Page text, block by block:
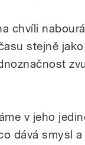
chvíli
stejně
v jeho
dává smysl